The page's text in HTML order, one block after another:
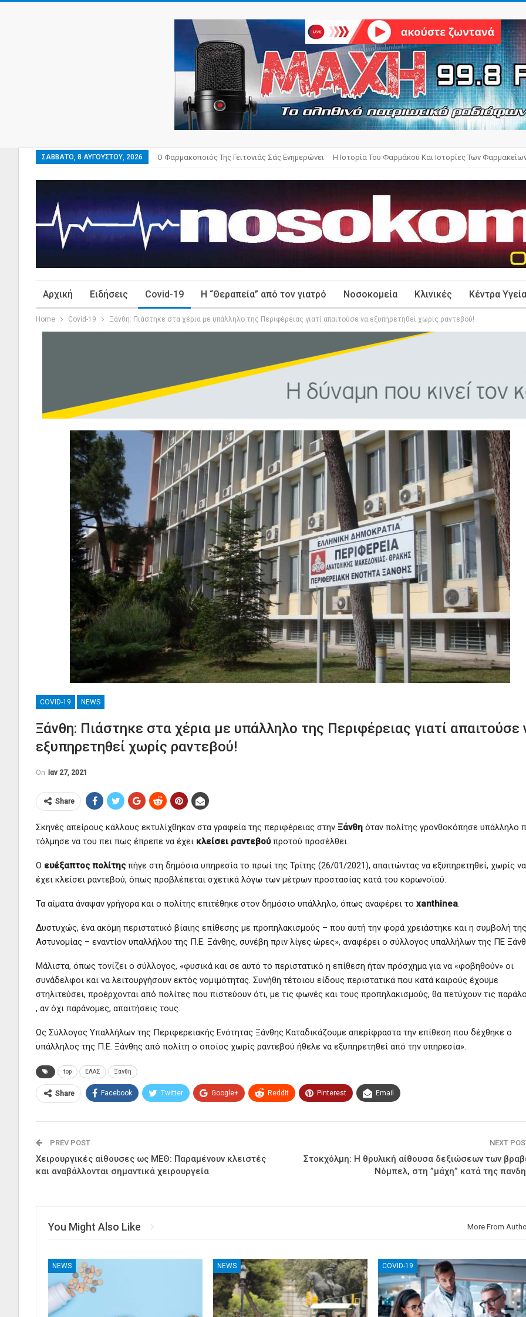
ΣΆΒΒΑΤΟ, 8 ΑΥΓΟΎΣΤΟΥ, 2026 Ο Φαρμακοποιός Της Γειτονιάς Σάς Ενημερώνει Η Ιστορία Του Φαρμάκου Και Ιστορίες Των
Αρχική Ειδήσεις Covid-19 Η “Θεραπεία” από τον γιατρό Νοσοκομεία Κλινικές Κέντρα
Home Covid-19 Ξάνθη: Πιάστηκε στα χέρια με υπάλληλο της Περιφέρειας γιατί απαιτούσε να εξυπηρετηθεί χωρίς ραντεβού!
COVID-19 NEWS
Ξάνθη: Πιάστηκε στα χέρια με υπάλληλο της Περιφέρειας γιατί απαιτούσε
εξυπηρετηθεί χωρίς ραντεβού!
On Ιαν 27, 2021
Share
Σκηνές απείρους κάλλους εκτυλίχθηκαν στα γραφεία της περιφέρειας στην Ξάνθη όταν πολίτης γρονθοκόπησε υπάλληλο
τόλμησε να του πει πως έπρεπε να έχει κλείσει ραντεβούπροτού προσέλθει.
Ο ευέξαπτος πολίτης πήγε στη δημόσια υπηρεσία το πρωί της Τρίτης (26/01/2021), απαιτώντας να εξυπηρετηθεί, χωρίς να
έχει κλείσει ραντεβού, όπως προβλέπεται σχετικά λόγω των μέτρων προστασίας κατά του κορωνοϊού.
Τα αίματα άναψαν γρήγορα και ο πολίτης επιτέθηκε στον δημόσιο υπάλληλο, όπως αναφέρει το xanthinea.
Δυστυχώς, ένα ακόμη περιστατικό βίαιης επίθεσης με προπηλακισμούς – που αυτή την φορά χρειάστηκε και η συμβολή της
Αστυνομίας – εναντίον υπαλλήλου της Π.Ε. Ξάνθης, συνέβη πριν λίγες ώρες», αναφέρει ο σύλλογος υπαλλήλων της ΠΕ
Μάλιστα, όπως τονίζει ο σύλλογος, «φυσικά και σε αυτό το περιστατικό η επίθεση ήταν πρόσχημα για να «φοβηθούν» οι
συνάδελφοι και να λειτουργήσουν εκτός νομιμότητας. Συνήθη τέτοιου είδους περιστατικά που κατά καιρούς έχουμε
στηλιτεύσει, προέρχονται από πολίτες που πιστεύουν ότι, με τις φωνές και τους προπηλακισμούς, θα πετύχουν τις
, αν όχι παράνομες, απαιτήσεις τους.
Ως Σύλλογος Υπαλλήλων της Περιφερειακής Ενότητας Ξάνθης Καταδικάζουμε απερίφραστα την επίθεση που δέχθηκε ο
υπάλληλος της Π.Ε. Ξάνθης από πολίτη ο οποίος χωρίς ραντεβού ήθελε να εξυπηρετηθεί από την υπηρεσία».
top ΕΛΑΣ Ξάνθη
Share Facebook Twitter Google+ ReddIt Pinterest Email
PREV POST
Χειρουργικές αίθουσες ως ΜΕΘ: Παραμένουν κλειστές
και αναβάλλονται σημαντικά χειρουργεία
NEXT
Στοκχόλμη: Η θρυλική αίθουσα δεξιώσεων των
Νόμπελ, στη ”μάχη” κατά της
You Might Also Like More From
NEWS NEWS COVID-19